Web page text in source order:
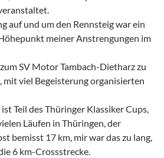
auf und um den Rennsteig war ein
meiner Anstrengungen im
SV Motor Tambach-Dietharz zu
mit viel Begeisterung organisierten
Teil des Thüringer Klassiker Cups,
Läufen in Thüringen, der
bemisst 17 km, mir war das zu lang,
6 km-Crossstrecke.